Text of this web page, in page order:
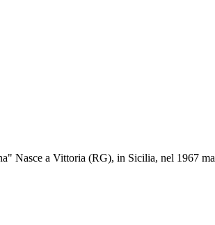
Nasce a Vittoria (RG), in Sicilia, nel 1967